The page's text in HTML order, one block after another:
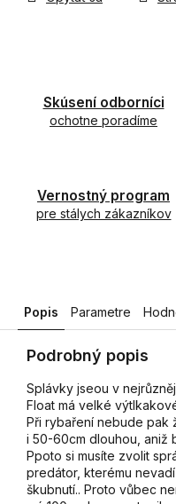
Skúsení odborníci
ochotne poradíme
Vernostný program
pre stálych zákazníkov
Popis Parametre
Podrobný popis
Splávky jseou v
Float má velké
Při rybaření nebude pak
i 50-60cm dlouhou, aniž
Ppoto si musíte zvolit
predátor, kterému
škubnutí.. Proto vůbec